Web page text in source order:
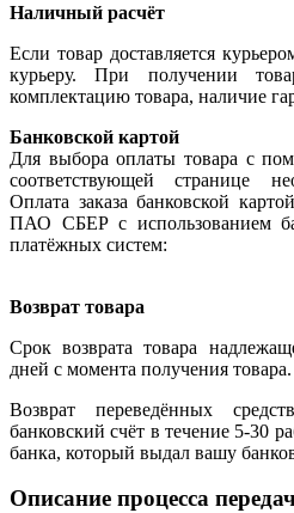
Наличный расчёт
Если товар доставляется
курьеру. При получении
комплектацию товара, наличие
Банковской картой
Для выбора оплаты товара с
соответствующей странице
Оплата заказа банковской
ПАО СБЕР с использованием
платёжных систем:
Возврат товара
Срок возврата товара
дней с момента получения товара.
Возврат переведённых
банковский счёт в течение 5-30
банка, который выдал вашу
Описание процесса